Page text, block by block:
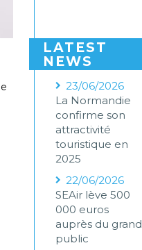
LATEST
NEWS
23/06/2026
La Normandie
confirme son
attractivité
touristique en
2025
22/06/2026
SEAir lève 500
000 euros
auprès du grand
public